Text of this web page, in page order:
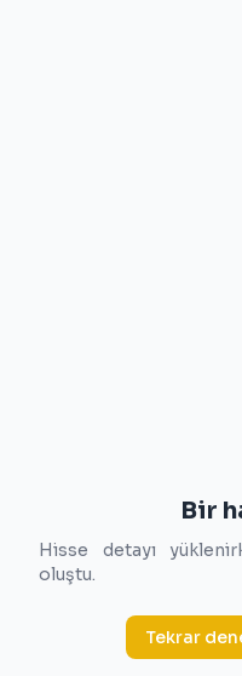
Bir
Hisse detayı
oluştu.
Tekrar